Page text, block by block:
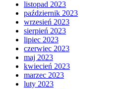
listopad 2023
październik 2023
wrzesień 2023
sierpień 2023
lipiec 2023
czerwiec 2023
maj 2023
kwiecień 2023
marzec 2023
luty 2023